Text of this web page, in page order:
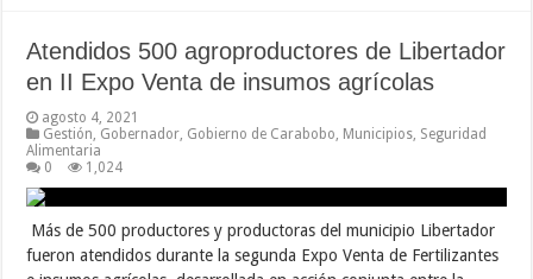
Atendidos 500 agroproductores de Libertador
en II Expo Venta de insumos agrícolas
agosto 4, 2021
Gestión Gobernador Gobierno de Carabobo Municipios Seguridad
Alimentaria
0
1,024
Más de 500 productores y productoras del municipio Libertador
fueron atendidos durante la segunda Expo Venta de Fertilizantes